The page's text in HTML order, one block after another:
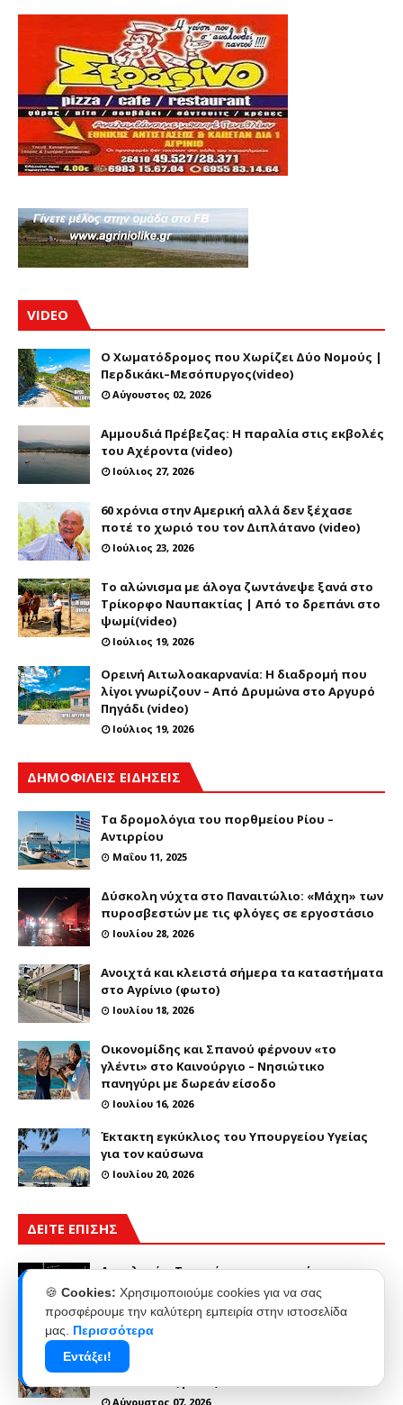
VIDEO
Ο Χωματόδρομος που Χωρίζει Δύο Νομούς |
Περδικάκι–Μεσόπυργος(video)
Αύγουστος 02, 2026
Αμμουδιά Πρέβεζας: Η παραλία στις εκβολές
του Αχέροντα (video)
Ιούλιος 27, 2026
60 xρόνια στην Αμερική αλλά δεν ξέχασε
ποτέ το χωριό του τον Διπλάτανο (video)
Ιούλιος 23, 2026
Το αλώνισμα με άλογα ζωντάνεψε ξανά στο
Τρίκορφο Ναυπακτίας | Από το δρεπάνι στο
ψωμί(video)
Ιούλιος 19, 2026
Ορεινή Αιτωλοακαρνανία: Η διαδρομή που
λίγοι γνωρίζουν – Από Δρυμώνα στο Αργυρό
Πηγάδι (video)
Ιούλιος 19, 2026
ΔΗΜΟΦΙΛΕΙΣ ΕΙΔΗΣΕΙΣ
Τα δρομολόγια του πορθμείου Ρίου –
Αντιρρίου
Μαΐου 11, 2025
Δύσκολη νύχτα στο Παναιτώλιο: «Μάχη» των
πυροσβεστών με τις φλόγες σε εργοστάσιο
Ιουλίου 28, 2026
Ανοιχτά και κλειστά σήμερα τα καταστήματα
στο Αγρίνιο (φωτο)
Ιουλίου 18, 2026
Οικονομίδης και Σπανού φέρνουν «το
γλέντι» στο Καινούργιο – Νησιώτικο
πανηγύρι με δωρεάν είσοδο
Ιουλίου 16, 2026
Έκτακτη εγκύκλιος του Υπουργείου Υγείας
για τον καύσωνα
Ιουλίου 20, 2026
ΔΕΙΤΕ ΕΠΙΣΗΣ
Αμφιλοχία: Τροχαίο με ανατροπή
αυτοκινήτου και τραυματισμό του οδηγού
Αύγουστος 07, 2026
Η 49η Πανήγυρη της Ιεράς Μονής
Μεταμορφώσεως του Σωτήρος
Αύγουστος 07, 2026
🍪 Cookies: Χρησιμοποιούμε cookies για να σας
προσφέρουμε την καλύτερη εμπειρία στην ιστοσελίδα
μας. Περισσότερα
Εντάξει!